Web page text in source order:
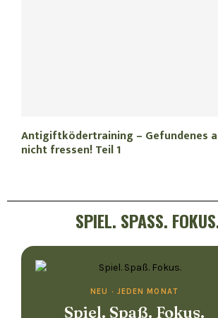
Antigiftködertraining – Gefundenes
nicht fressen! Teil 1
SPIEL. SPASS.
NEU · JEDEN MONAT
Spiel. Spaß. Fokus.